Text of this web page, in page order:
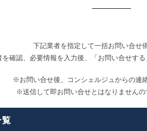
下記業者を指定して一括お問い合せ
を確認、必要情報を入力後、「お問い合せする
※お問い合せ後、コンシェルジュからの連
※送信して即お問い合せとはなりませんの